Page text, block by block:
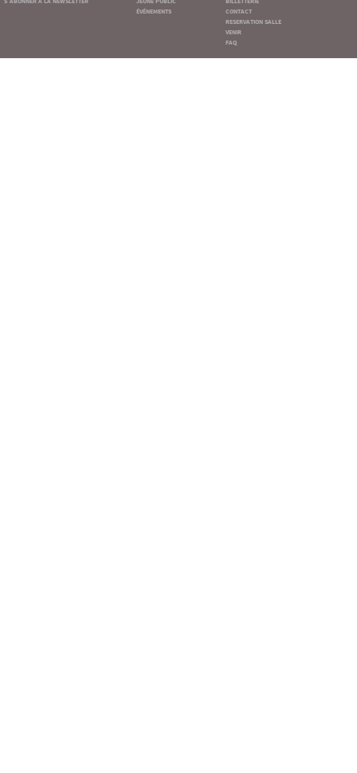
événements
contact
reservation salle
venir
faq